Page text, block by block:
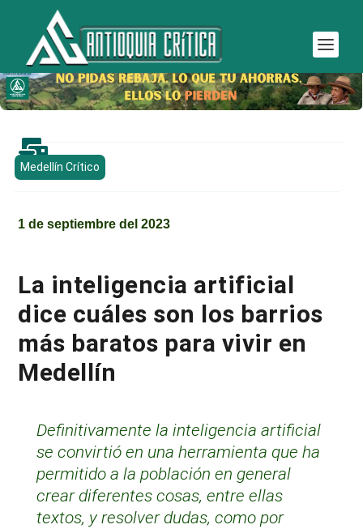

Medellín Crítico
1 de septiembre del 2023
La inteligencia artificial
dice cuáles son los barrios
más baratos para vivir en
Medellín
Definitivamente la inteligencia artificial
se convirtió en una herramienta que ha
permitido a la población en general
crear diferentes cosas, entre ellas
textos, y resolver dudas, como por